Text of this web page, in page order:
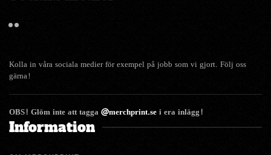
Kolla in våra sociala medier för exempel på jobb som vi gjort. Följ oss
gärna!
OBS! Glöm inte att tagga@merchprint.sei era inlägg!
Information